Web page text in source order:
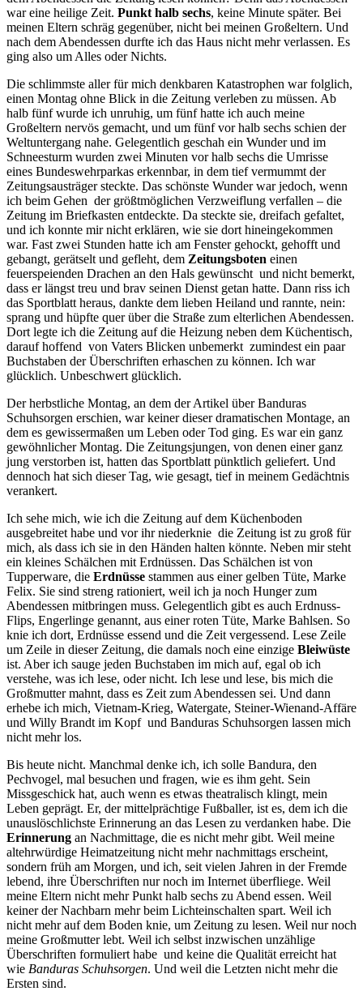
war eine heilige Zeit. Punkt halb sechs, keine Minute später. Bei
meinen Eltern schräg gegenüber, nicht bei meinen Großeltern. Und
nach dem Abendessen durfte ich das Haus nicht mehr verlassen. Es
ging also um Alles oder Nichts.
Die schlimmste aller für mich denkbaren Katastrophen war folglich,
einen Montag ohne Blick in die Zeitung verleben zu müssen. Ab
halb fünf wurde ich unruhig, um fünf hatte ich auch meine
Großeltern nervös gemacht, und um fünf vor halb sechs schien der
Weltuntergang nahe. Gelegentlich geschah ein Wunder und im
Schneesturm wurden zwei Minuten vor halb sechs die Umrisse
eines Bundeswehrparkas erkennbar, in dem tief vermummt der
Zeitungsausträger steckte. Das schönste Wunder war jedoch, wenn
ich beim Gehen ­ der größtmöglichen Verzweiflung verfallen – die
Zeitung im Briefkasten entdeckte. Da steckte sie, dreifach gefaltet,
und ich konnte mir nicht erklären, wie sie dort hineingekommen
war. Fast zwei Stunden hatte ich am Fenster gehockt, gehofft und
gebangt, gerätselt und gefleht, dem Zeitungsboten einen
feuerspeienden Drachen an den Hals gewünscht ­ und nicht bemerkt,
dass er längst treu und brav seinen Dienst getan hatte. Dann riss ich
das Sportblatt heraus, dankte dem lieben Heiland und rannte, nein:
sprang und hüpfte quer über die Straße zum elterlichen Abendessen.
Dort legte ich die Zeitung auf die Heizung neben dem Küchentisch,
darauf hoffend ­ von Vaters Blicken unbemerkt ­ zumindest ein paar
Buchstaben der Überschriften erhaschen zu können. Ich war
glücklich. Unbeschwert glücklich.
Der herbstliche Montag, an dem der Artikel über Banduras
Schuhsorgen erschien, war keiner dieser dramatischen Montage, an
dem es gewissermaßen um Leben oder Tod ging. Es war ein ganz
gewöhnlicher Montag. Die Zeitungsjungen, von denen einer ganz
jung verstorben ist, hatten das Sportblatt pünktlich geliefert. Und
dennoch hat sich dieser Tag, wie gesagt, tief in meinem Gedächtnis
verankert.
Ich sehe mich, wie ich die Zeitung auf dem Küchenboden
ausgebreitet habe und vor ihr niederknie ­ die Zeitung ist zu groß für
mich, als dass ich sie in den Händen halten könnte. Neben mir steht
ein kleines Schälchen mit Erdnüssen. Das Schälchen ist von
Tupperware, die Erdnüsse stammen aus einer gelben Tüte, Marke
Felix. Sie sind streng rationiert, weil ich ja noch Hunger zum
Abendessen mitbringen muss. Gelegentlich gibt es auch Erdnuss-
Flips, Engerlinge genannt, aus einer roten Tüte, Marke Bahlsen. So
knie ich dort, Erdnüsse essend und die Zeit vergessend. Lese Zeile
um Zeile in dieser Zeitung, die damals noch eine einzige Bleiwüste
ist. Aber ich sauge jeden Buchstaben im mich auf, egal ob ich
verstehe, was ich lese, oder nicht. Ich lese und lese, bis mich die
Großmutter mahnt, dass es Zeit zum Abendessen sei. Und dann
erhebe ich mich, Vietnam-Krieg, Watergate, Steiner-Wienand-Affäre
und Willy Brandt im Kopf ­ und Banduras Schuhsorgen lassen mich
nicht mehr los.
Bis heute nicht. Manchmal denke ich, ich solle Bandura, den
Pechvogel, mal besuchen und fragen, wie es ihm geht. Sein
Missgeschick hat, auch wenn es etwas theatralisch klingt, mein
Leben geprägt. Er, der mittelprächtige Fußballer, ist es, dem ich die
unauslöschlichste Erinnerung an das Lesen zu verdanken habe. Die
Erinnerung an Nachmittage, die es nicht mehr gibt. Weil meine
altehrwürdige Heimatzeitung nicht mehr nachmittags erscheint,
sondern früh am Morgen, und ich, seit vielen Jahren in der Fremde
lebend, ihre Überschriften nur noch im Internet überfliege. Weil
meine Eltern nicht mehr Punkt halb sechs zu Abend essen. Weil
keiner der Nachbarn mehr beim Lichteinschalten spart. Weil ich
nicht mehr auf dem Boden knie, um Zeitung zu lesen. Weil nur noch
meine Großmutter lebt. Weil ich selbst inzwischen unzählige
Überschriften formuliert habe ­ und keine die Qualität erreicht hat
wie Banduras Schuhsorgen. Und weil die Letzten nicht mehr die
Ersten sind.